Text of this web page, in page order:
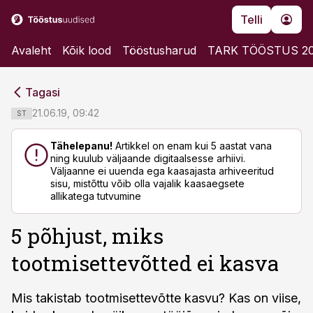
Telli
Avaleht Kõik lood Tööstusharud TARK TÖÖSTUS
Tagasi
ST 21.06.19, 09:42
Tähelepanu! Artikkel on enam kui 5 aastat vana
ning kuulub väljaande digitaalsesse arhiivi.
Väljaanne ei uuenda ega kaasajasta arhiveeritud
sisu, mistõttu võib olla vajalik kaasaegsete
allikatega tutvumine
5 põhjust, miks
tootmisettevõtted ei kasva
Mis takistab tootmisettevõtte kasvu? Kas on viise,